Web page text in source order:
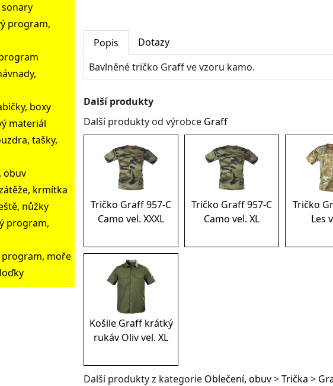
sonary
program,
boxy
materiál
tašky,
obuv
krmítka
nůžky
program,
program, moře
Popis
Dotazy
Bavlněné tričko Graff ve vzoru kamo.
Další produkty
Další produkty od výrobce Graff
Tričko Graff 957-C
Camo vel. XXXL
Tričko Graff 957-C
Camo vel. XL
Tričko
Les
Košile Graff krátký
rukáv Oliv vel. XL
Další produkty z kategorie Oblečení, obuv>Trička >